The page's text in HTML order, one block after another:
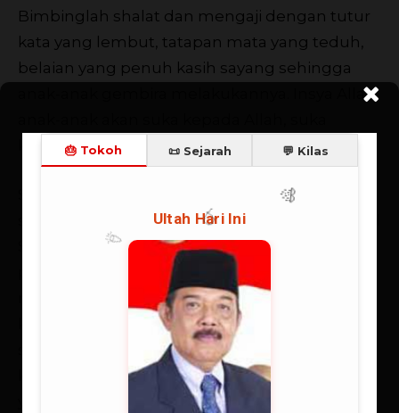
Bimbinglah shalat dan mengaji dengan tutur
kata yang lembut, tatapan mata yang teduh,
belaian yang penuh kasih sayang sehingga
anak-anak gembira melakukannya. Insya Allah,
kepada Al-Qur’an dan cinta kepada rasulullah.
Setiap kali menyampaikan pesan, ia memang
selalu berusaha meneladani Nabi Muhammad
SAW yang menitikberatkan bukan pada
pencapaian materi atau ilmu lebih dahulu,
melainkan pendidikan yang mendahulukan
kesejahteraan, keselamatan ruhani, dan iman
sebagai panglimanya. Hasil didikan jaman itu,
kata Neno bisa terlihat dari orang-orangnya
yang secara duniawi sangat mapan tetapi